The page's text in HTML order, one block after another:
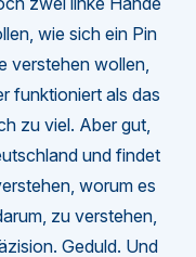
wie sich ein Pin
verstehen wollen,
funktioniert als das
zu viel. Aber gut,
und findet
worum es
zu verstehen,
Geduld. Und